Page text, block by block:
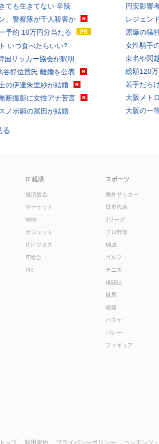
ても生きてない 辛辣
、警察隊が千人殺害か
予約 10万円分当たる
いつ食べたらいい?
国サッカー協会が釈明
谷好位置氏 離婚を公表
の伊達朱里紗が結婚
断撮影に女性アナ苦言
ノボ銅の冨田が結婚
円安影響
レジェン
原爆の犠
女性騎手
東名や関
総額120
若手だら
大阪メト
大阪の一
る
IT 経済
経済総合
マーケット
Web
ガジェット
ITビジネス
IT総合
PR
スポーツ
海外サッカー
日本代表
Jリーグ
プロ野球
MLB
ゴルフ
テニス
格闘技
競馬
相撲
バスケ
バレー
フィギュア